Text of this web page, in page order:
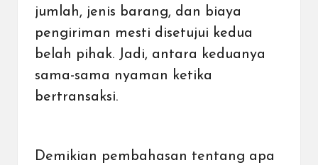
jumlah, jenis barang, dan biaya
pengiriman mesti disetujui kedua
belah pihak. Jadi, antara keduanya
sama-sama nyaman ketika
bertransaksi.
Demikian pembahasan tentang apa